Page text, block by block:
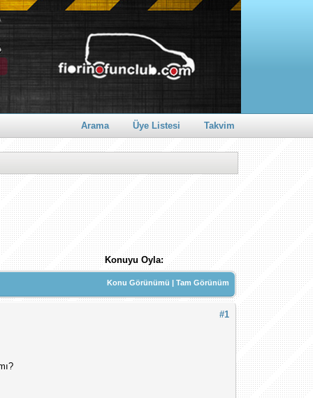
Arama Üye Listesi Takvim
Konuyu Oyla:
Konu Görünümü |Tam Görünüm
#1